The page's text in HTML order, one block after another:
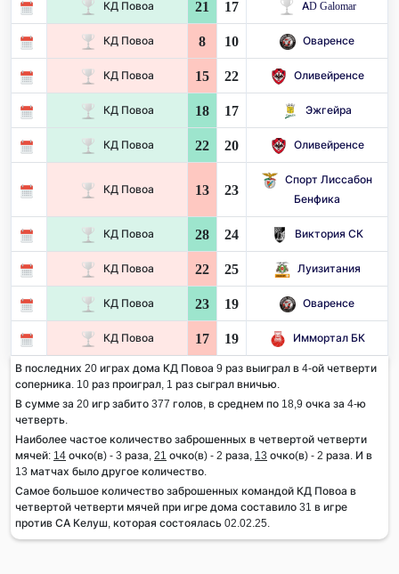
КД Повоа 21 17 AD Galomar
КД Повоа 8 10 Оваренсе
КД Повоа 15 22 Оливейренсе
КД Повоа 18 17 Эжгейра
КД Повоа 22 20 Оливейренсе
КД Повоа 13 23
Спорт Лиссабон
Бенфика
КД Повоа 28 24 Виктория СК
КД Повоа 22 25 Луизитания
КД Повоа 23 19 Оваренсе
КД Повоа 17 19 Иммортал БК
В последних 20 играх дома КД Повоа 9 раз выиграл в 4-ой четверти
соперника. 10 раз проиграл, 1 раз сыграл вничью.
В сумме за 20 игр забито 377 голов, в среднем по 18,9 очка за 4-ю
четверть.
Наиболее частое количество заброшенных в четвертой четверти
мячей: 14 очко(в) - 3 раза, 21 очко(в) - 2 раза, 13 очко(в) - 2 раза. И в
13 матчах было другое количество.
Самое большое количество заброшенных командой КД Повоа в
четвертой четверти мячей при игре дома составило 31 в игре
против СА Келуш, которая состоялась 02.02.25.